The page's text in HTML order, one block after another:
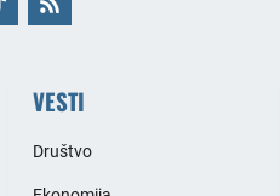
VESTI
Društvo